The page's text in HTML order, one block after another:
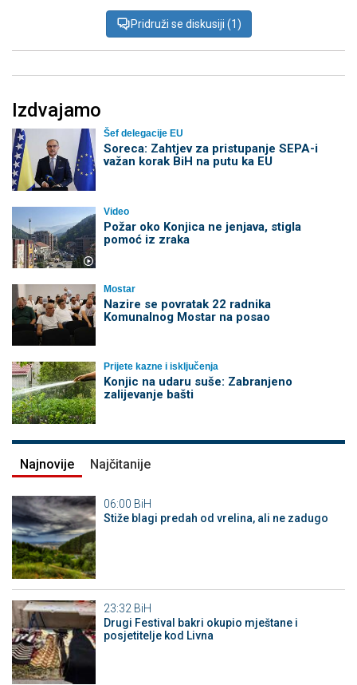
Pridruži se diskusiji (1)
Izdvajamo
Šef delegacije EU
Soreca: Zahtjev za pristupanje SEPA-i
važan korak BiH na putu ka EU
Video
Požar oko Konjica ne jenjava, stigla
pomoć iz zraka
Mostar
Nazire se povratak 22 radnika
Komunalnog Mostar na posao
Prijete kazne i isključenja
Konjic na udaru suše: Zabranjeno
zalijevanje bašti
Najnovije Najčitanije
06:00 BiH
Stiže blagi predah od vrelina, ali ne zadugo
23:32 BiH
Drugi Festival bakri okupio mještane i
posjetitelje kod Livna